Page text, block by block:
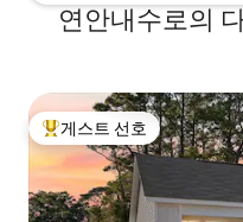
연안내수로의
상위 게스트 선호
게스트 선호